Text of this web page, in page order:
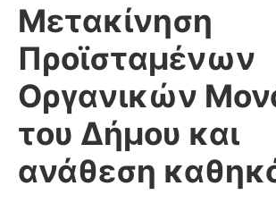
Μετακίνηση
Προϊσταμένων
Οργανικών
του Δήμου και
ανάθεση